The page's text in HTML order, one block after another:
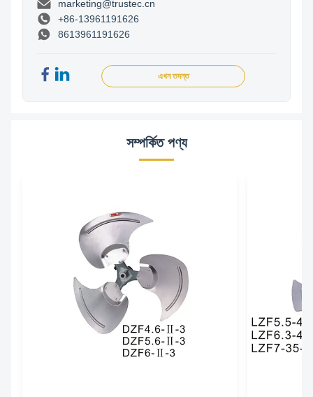
marketing@trustec.cn
+86-13961191626
8613961191626
এখন তদন্ত
সম্পর্কিত পণ্য